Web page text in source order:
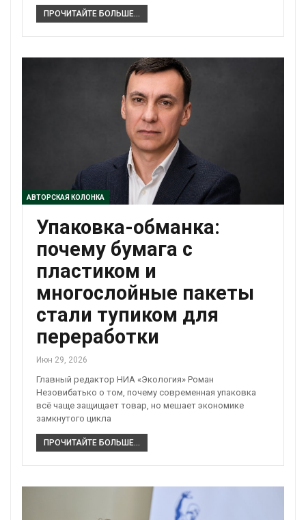
ПРОЧИТАЙТЕ БОЛЬШЕ...
АВТОРСКАЯ КОЛОНКА
Упаковка-обманка:
почему бумага с
пластиком и
многослойные пакеты
стали тупиком для
переработки
Июн 29, 2026
Главный редактор НИА «Экология» Роман
Незовибатько о том, почему современная упаковка
всё чаще защищает товар, но мешает экономике
замкнутого цикла
ПРОЧИТАЙТЕ БОЛЬШЕ...